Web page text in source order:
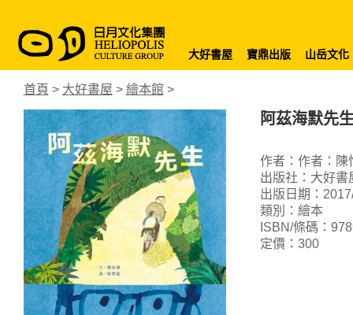
大好書屋 寶鼎出版 山岳文化
首頁 > 大好書屋 > 繪本館 >
阿茲海默先
作者：作者：陳
出版社：大好書
出版日期：
類別：繪本
ISBN/條碼：
定價：300